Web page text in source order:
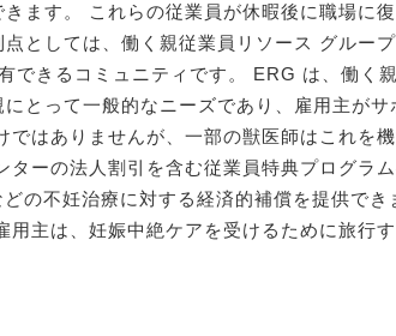
ます。 これらの従業員が休暇後に職場に
としては、働く親従業員リソース グルー
できるコミュニティです。 ERG は、働く
とって一般的なニーズであり、雇用主がサ
はありませんが、一部の獣医師はこれを
ーの法人割引を含む従業員特典プログラ
の不妊治療に対する経済的補償を提供でき
主は、妊娠中絶ケアを受けるために旅行